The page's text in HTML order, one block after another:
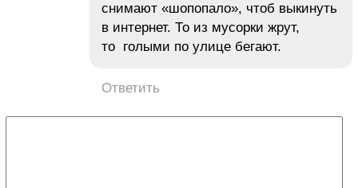
снимают «шопопало», чтоб выкинуть
в интернет. То из мусорки жрут,
то голыми по улице бегают.
Ответить